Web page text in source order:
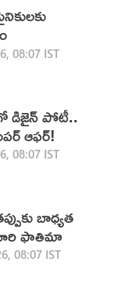
08:07 IST
డిజైన్‌ పోటీ..
ఆఫర్‌!
08:07 IST
బాధ్యత
ఫాతిమా
08:07 IST